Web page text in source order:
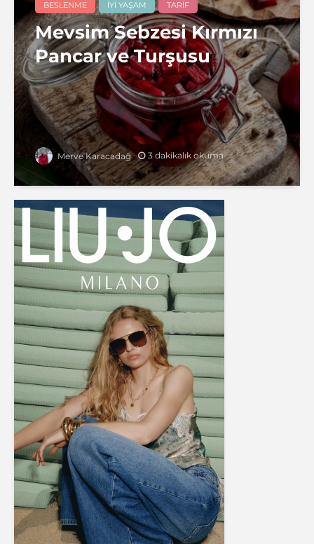
BESLENME İYI YAŞAM TARIF
Mevsim Sebzesi Kırmızı
Pancar ve Turşusu
Merve Karacadağ 3 dakikalık okuma